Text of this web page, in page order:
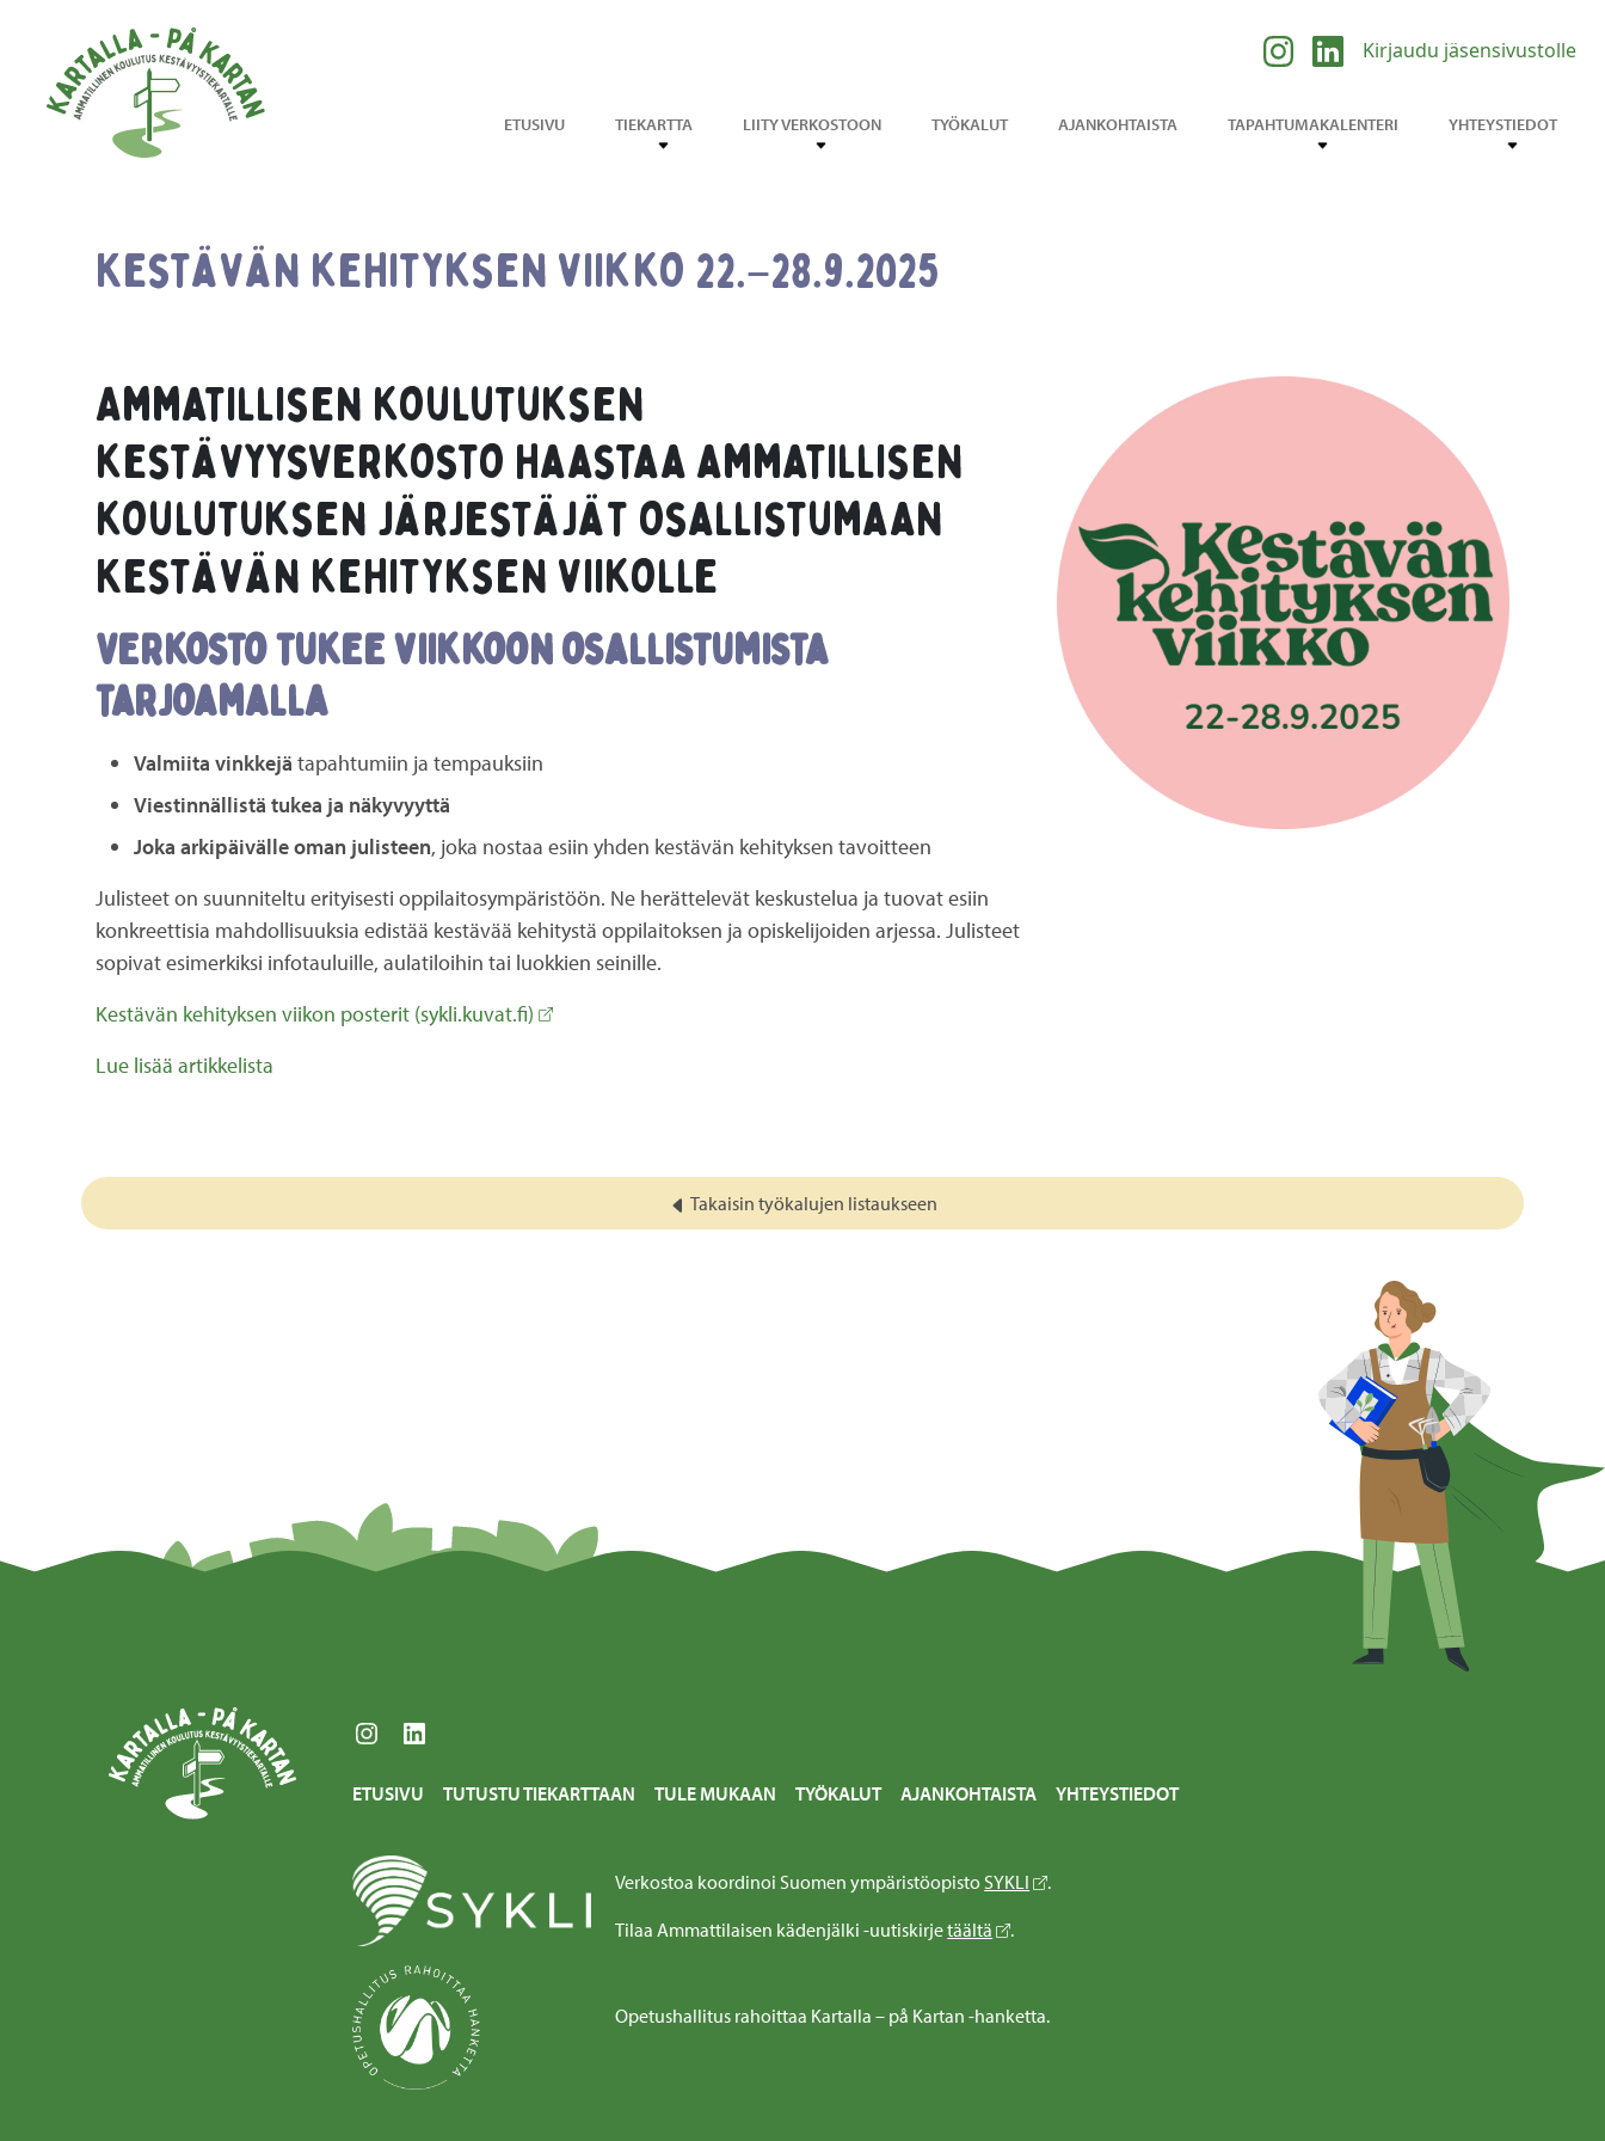
ETUSIVU TIEKARTTA LIITY VERKOSTOON TYÖKALUT AJANKOHTAISTA TAPAHTUMAKALENTERI YHTEYSTIEDOT
Kirjaudu jäsensivustolle
Kestävän kehityksen viikko 22.–28.9.2025
Ammatillisen koulutuksen
kestävyysverkosto haastaa ammatillisen
koulutuksen järjestäjät osallistumaan
Kestävän kehityksen viikolle
Verkosto tukee viikkoon osallistumista
tarjoamalla
Valmiita vinkkejä tapahtumiin ja tempauksiin
Viestinnällistä tukea ja näkyvyyttä
Joka arkipäivälle oman julisteen, joka nostaa esiin yhden kestävän kehityksen tavoitteen
Julisteet on suunniteltu erityisesti oppilaitosympäristöön. Ne herättelevät keskustelua ja tuovat esiin
konkreettisia mahdollisuuksia edistää kestävää kehitystä oppilaitoksen ja opiskelijoiden arjessa. Julisteet
sopivat esimerkiksi infotauluille, aulatiloihin tai luokkien seinille.
Kestävän kehityksen viikon posterit (sykli.kuvat.fi)
Lue lisää artikkelista
Takaisin työkalujen listaukseen
Instagram LinkedIn
ETUSIVU TUTUSTU TIEKARTTAAN TULE MUKAAN TYÖKALUT AJANKOHTAISTA YHTEYSTIEDOT
Verkostoa koordinoi Suomen ympäristöopistoSYKLI
.
Tilaa Ammattilaisen kädenjälki -uutiskirjetäältä .
Opetushallitus rahoittaa Kartalla – på Kartan -hanketta.